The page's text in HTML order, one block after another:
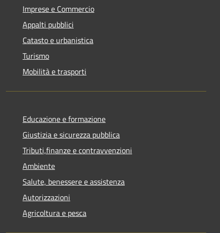
Imprese e Commercio
Appalti pubblici
Catasto e urbanistica
Turismo
Mobilità e trasporti
Educazione e formazione
Giustizia e sicurezza pubblica
Tributi,finanze e contravvenzioni
Ambiente
Salute, benessere e assistenza
Autorizzazioni
Agricoltura e pesca